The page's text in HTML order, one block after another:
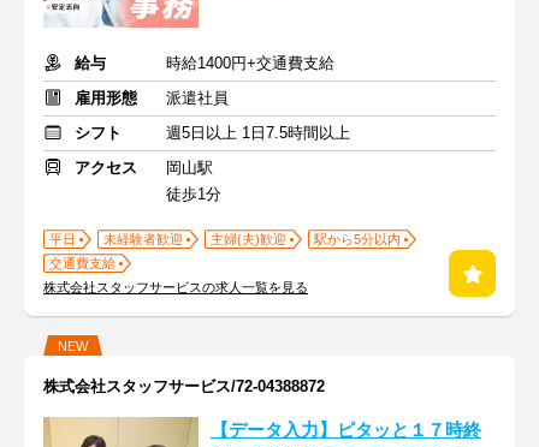
給与
時給1400円+交通費支給
雇用形態
派遣社員
シフト
週5日以上 1日7.5時間以上
アクセス
岡山駅
徒歩1分
平日 未経験者歓迎 主婦(夫)歓迎
駅から5分以内
交通費支給
株式会社スタッフサービスの求人一覧を見る
NEW
株式会社スタッフサービス/72-04388872
【データ入力】ピタッと１７時終